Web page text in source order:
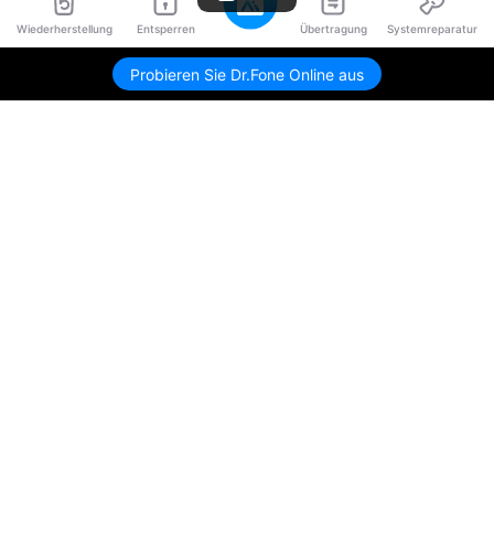
Wiederherstellung Entsperren Übertragung Systemreparatur
Probieren Sie Dr.Fone Online aus